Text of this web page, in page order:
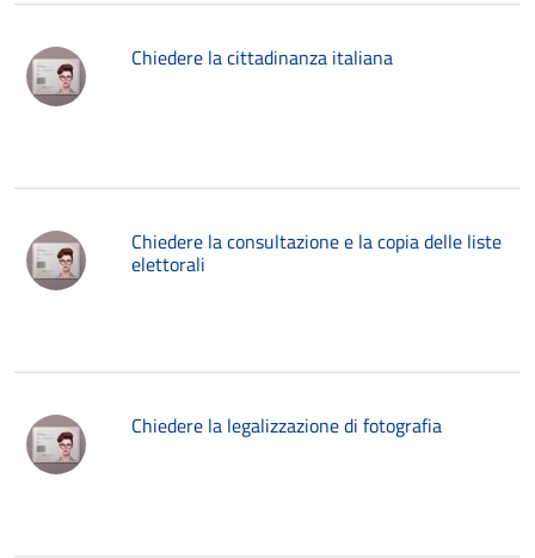
Chiedere la cittadinanza italiana
Chiedere la consultazione e la copia delle liste
elettorali
Chiedere la legalizzazione di fotografia